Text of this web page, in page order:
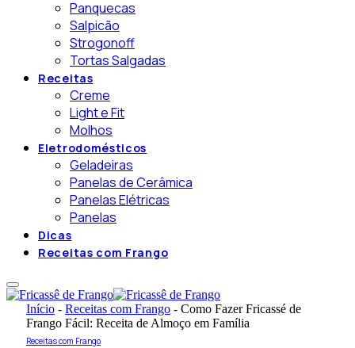
Panquecas
Salpicão
Strogonoff
Tortas Salgadas
Receitas
Creme
Light e Fit
Molhos
Eletrodomésticos
Geladeiras
Panelas de Cerâmica
Panelas Elétricas
Panelas
Dicas
Receitas com Frango
Início - Receitas com Frango - Como Fazer Fricassé de
Frango Fácil: Receita de Almoço em Família
Receitas com Frango